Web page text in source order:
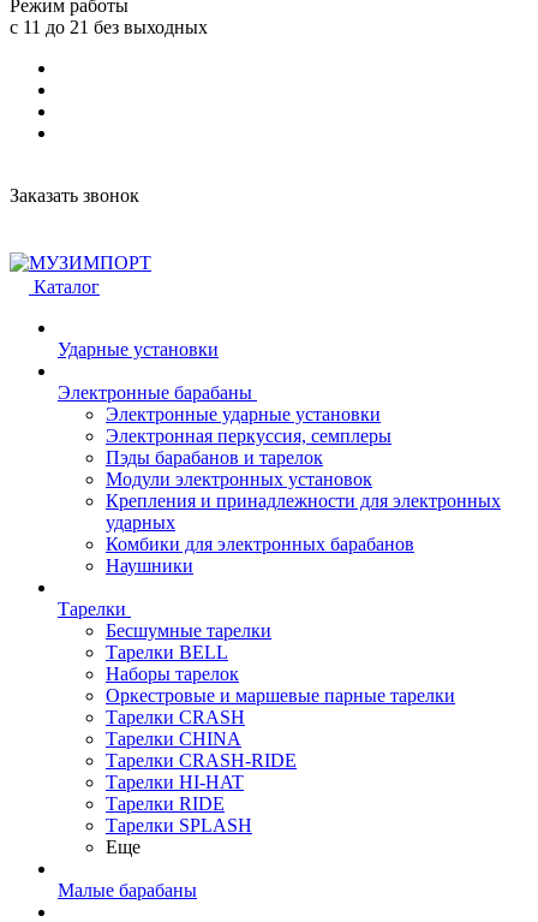
Режим работы
с 11 до 21 без выходных
Заказать звонок
Каталог
Ударные установки
Электронные барабаны
Электронные ударные установки
Электронная перкуссия, семплеры
Пэды барабанов и тарелок
Модули электронных установок
Крепления и принадлежности для электронных
ударных
Комбики для электронных барабанов
Наушники
Тарелки
Бесшумные тарелки
Тарелки BELL
Наборы тарелок
Оркестровые и маршевые парные тарелки
Тарелки CRASH
Тарелки CHINA
Тарелки CRASH-RIDE
Тарелки HI-HAT
Тарелки RIDE
Тарелки SPLASH
Еще
Малые барабаны